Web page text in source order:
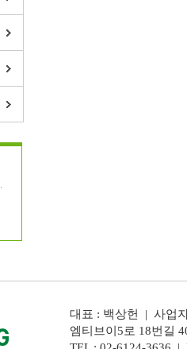
대표 : 백상헌 | 사업
엠티브이5로 18번길